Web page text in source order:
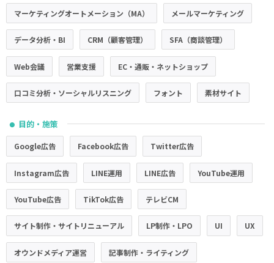
マーケティングオートメーション（MA） メールマーケティング
データ分析・BI CRM（顧客管理） SFA（商談管理）
Web会議 営業支援 EC・通販・ネットショップ
口コミ分析・ソーシャルリスニング フォント 素材サイト
● 目的・施策
Google広告 Facebook広告 Twitter広告
Instagram広告 LINE運用 LINE広告 YouTube運用
YouTube広告 TikTok広告 テレビCM
サイト制作・サイトリニューアル LP制作・LPO UI UX
オウンドメディア運営 記事制作・ライティング